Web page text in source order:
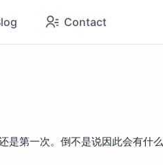
Contact
第一次。倒不是说因此会有什